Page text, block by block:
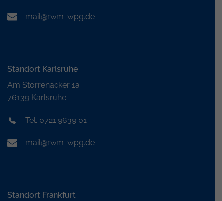
mail@rwm-wpg.de
Standort Karlsruhe
Am Storrenacker 1a
76139 Karlsruhe
Tel. 0721 9639 01
mail@rwm-wpg.de
Standort Frankfurt